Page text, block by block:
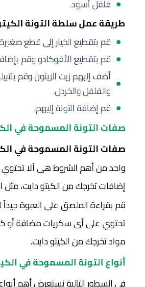
فلفل أسود.
طريقة عمل سلطة التونة
قم بتقطيع الخيار إلى قطع
قم بتقطيع الأفوكادو وقم
أضف إليهم زيت الزيتون وقم
والفلفل والخردل.
قم إضافة التونة إليهم.
صفات التونة المسموحة في
صفات التونة المسموحة في
واحد من أهم الشروط هى آلا
إضافات تخرجك من الكيتو دايت، مثل
قم بقراءة الملصق على العبوة جيداً
تحتوي على أى سكريات مضافة أو
مواد تخرجك من الكيتو دايت.
أنواع التونة المسموحة في
فى السطور التالية نستعرض أهم